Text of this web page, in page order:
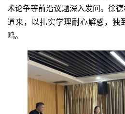
术论争等前沿议题深入发问。徐
道来，以扎实学理耐心解惑，独
鸣。